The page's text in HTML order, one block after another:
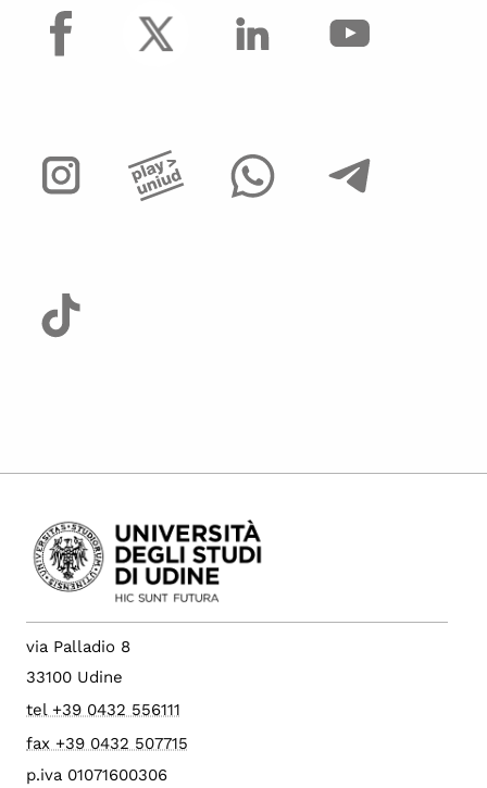
facebook
via Palladio 8
33100 Udine
tel +39 0432 556111
fax +39 0432 507715
p.iva 01071600306